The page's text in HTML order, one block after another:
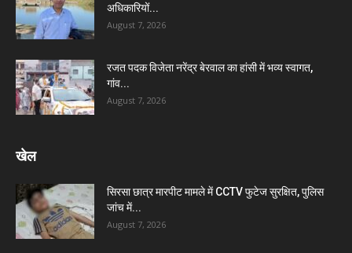
अधिकारियों...
August 7, 2026
रजत पदक विजेता नरेंद्र बेरवाल का हांसी में भव्य स्वागत,
गांव...
August 7, 2026
खेल
सिरसा छात्र मारपीट मामले में CCTV फुटेज सुरक्षित, पुलिस
जांच में...
August 7, 2026